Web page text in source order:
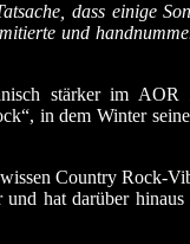
dass einige
und
stärker im
in dem Winter
Country Rock-
hat darüber